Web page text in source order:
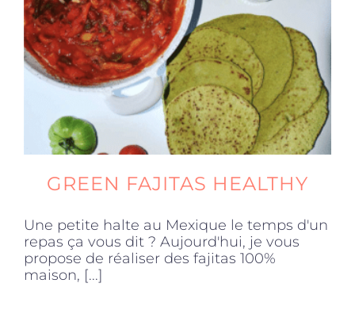
Produits sains
Click and collect
Traiteur
Accessoires
GREEN FAJITAS HEALTHY
Une petite halte au Mexique le temps d'un
repas ça vous dit ? Aujourd'hui, je vous
propose de réaliser des fajitas 100%
maison, [...]